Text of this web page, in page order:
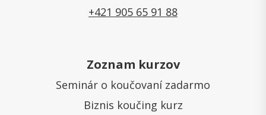
+421 905 65 91 88
Zoznam kurzov
Seminár o koučovaní zadarmo
Biznis koučing kurz